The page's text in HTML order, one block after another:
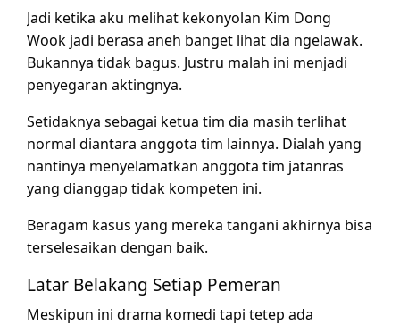
Jadi ketika aku melihat kekonyolan Kim Dong
Wook jadi berasa aneh banget lihat dia ngelawak.
Bukannya tidak bagus. Justru malah ini menjadi
penyegaran aktingnya.
Setidaknya sebagai ketua tim dia masih terlihat
normal diantara anggota tim lainnya. Dialah yang
nantinya menyelamatkan anggota tim jatanras
yang dianggap tidak kompeten ini.
Beragam kasus yang mereka tangani akhirnya bisa
terselesaikan dengan baik.
Latar Belakang Setiap Pemeran
Meskipun ini drama komedi tapi tetep ada